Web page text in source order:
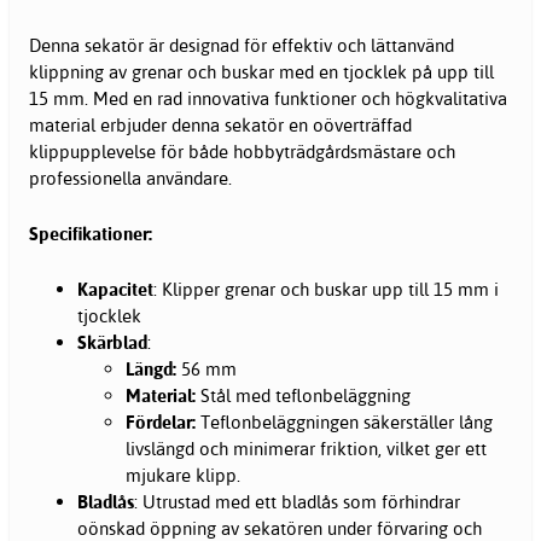
Denna sekatör är designad för effektiv och lättanvänd
klippning av grenar och buskar med en tjocklek på upp till
15 mm. Med en rad innovativa funktioner och högkvalitativa
material erbjuder denna sekatör en oöverträffad
klippupplevelse för både hobbyträdgårdsmästare och
professionella användare.
Specifikationer:
Kapacitet: Klipper grenar och buskar upp till 15 mm i
tjocklek
Skärblad:
Längd: 56 mm
Material: Stål med teflonbeläggning
Fördelar: Teflonbeläggningen säkerställer lång
livslängd och minimerar friktion, vilket ger ett
mjukare klipp.
Bladlås: Utrustad med ett bladlås som förhindrar
oönskad öppning av sekatören under förvaring och